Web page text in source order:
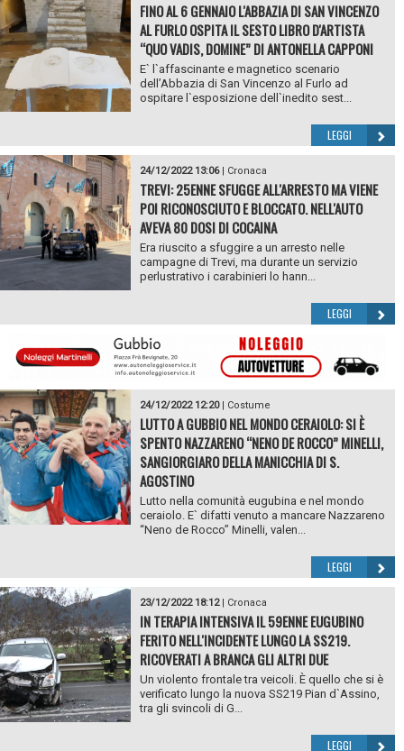
FINO AL 6 GENNAIO L'ABBAZIA DI SAN VINCENZO
AL FURLO OSPITA IL SESTO LIBRO D'ARTISTA
“QUO VADIS, DOMINE” DI ANTONELLA CAPPONI
E` l`affascinante e magnetico scenario
dell’Abbazia di San Vincenzo al Furlo ad
ospitare l`esposizione dell`inedito sest...
LEGGI
24/12/2022 13:06| Cronaca
TREVI: 25ENNE SFUGGE ALL'ARRESTO MA VIENE
POI RICONOSCIUTO E BLOCCATO. NELL'AUTO
AVEVA 80 DOSI DI COCAINA
Era riuscito a sfuggire a un arresto nelle
campagne di Trevi, ma durante un servizio
perlustrativo i carabinieri lo hann...
LEGGI
24/12/2022 12:20| Costume
LUTTO A GUBBIO NEL MONDO CERAIOLO: SI È
SPENTO NAZZARENO “NENO DE ROCCO” MINELLI,
SANGIORGIARO DELLA MANICCHIA DI S.
AGOSTINO
Lutto nella comunità eugubina e nel mondo
ceraiolo. E` difatti venuto a mancare Nazzareno
“Neno de Rocco” Minelli, valen...
LEGGI
23/12/2022 18:12| Cronaca
IN TERAPIA INTENSIVA IL 59ENNE EUGUBINO
FERITO NELL'INCIDENTE LUNGO LA SS219.
RICOVERATI A BRANCA GLI ALTRI DUE
Un violento frontale tra veicoli. È quello che si è
verificato lungo la nuova SS219 Pian d`Assino,
tra gli svincoli di G...
LEGGI